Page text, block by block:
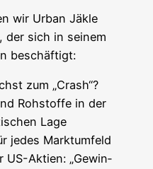
wir Urban Jäk­le
der sich in sei­nem
beschäftigt:
zum „Crash“?
Roh­stof­fe in der
Lage
jedes Marktumfeld
US-Akti­en: „Gewin­